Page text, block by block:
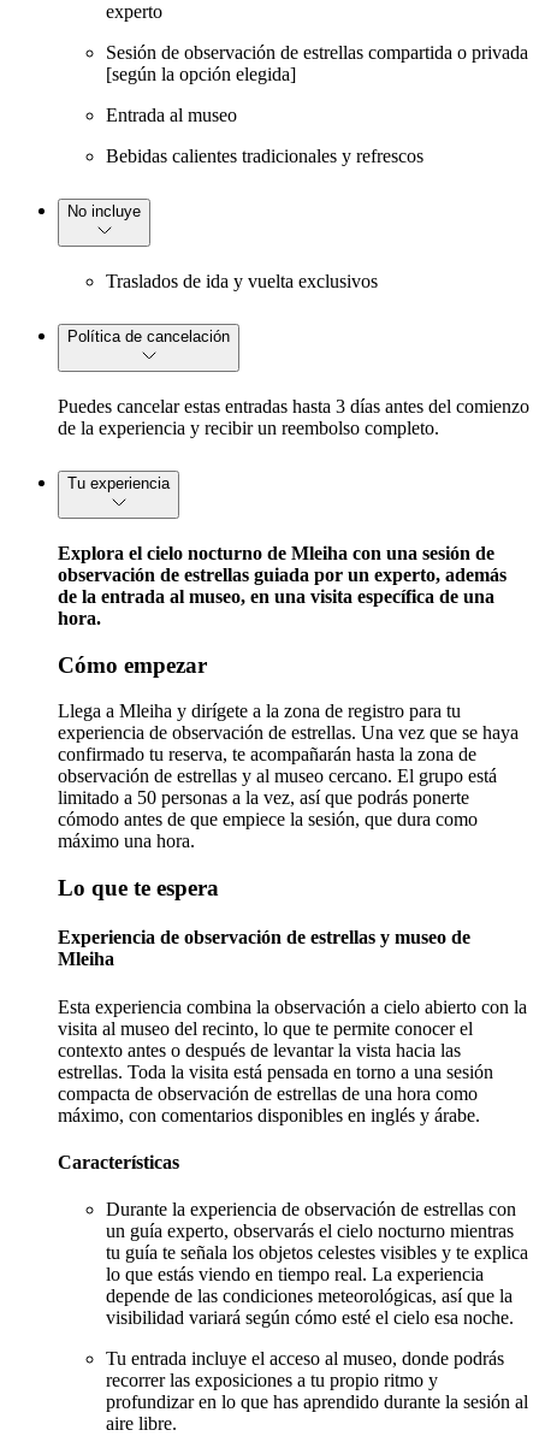
experto
Sesión de observación de estrellas compartida o privada
[según la opción elegida]
Entrada al museo
Bebidas calientes tradicionales y refrescos
No incluye
Traslados de ida y vuelta exclusivos
Política de cancelación
Puedes cancelar estas entradas hasta 3 días antes del comienzo
de la experiencia y recibir un reembolso completo.
Tu experiencia
Explora el cielo nocturno de Mleiha con una sesión de
observación de estrellas guiada por un experto, además
de la entrada al museo, en una visita específica de una
hora.
Cómo empezar
Llega a Mleiha y dirígete a la zona de registro para tu
experiencia de observación de estrellas. Una vez que se haya
confirmado tu reserva, te acompañarán hasta la zona de
observación de estrellas y al museo cercano. El grupo está
limitado a 50 personas a la vez, así que podrás ponerte
cómodo antes de que empiece la sesión, que dura como
máximo una hora.
Lo que te espera
Experiencia de observación de estrellas y museo de
Mleiha
Esta experiencia combina la observación a cielo abierto con la
visita al museo del recinto, lo que te permite conocer el
contexto antes o después de levantar la vista hacia las
estrellas. Toda la visita está pensada en torno a una sesión
compacta de observación de estrellas de una hora como
máximo, con comentarios disponibles en inglés y árabe.
Características
Durante la experiencia de observación de estrellas con
un guía experto, observarás el cielo nocturno mientras
tu guía te señala los objetos celestes visibles y te explica
lo que estás viendo en tiempo real. La experiencia
depende de las condiciones meteorológicas, así que la
visibilidad variará según cómo esté el cielo esa noche.
Tu entrada incluye el acceso al museo, donde podrás
recorrer las exposiciones a tu propio ritmo y
profundizar en lo que has aprendido durante la sesión al
aire libre.